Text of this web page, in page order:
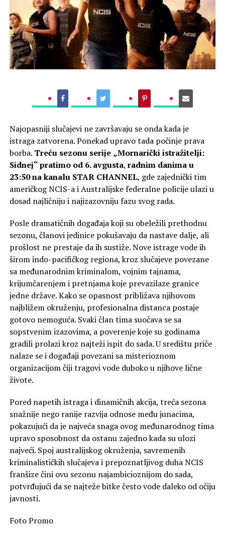
Najopasniji slučajevi ne završavaju se onda kada je
istraga zatvorena. Ponekad upravo tada počinje prava
borba. Treću sezonu serije „Mornarički istražitelji:
Sidnej“pratimo od 6. avgusta, radnim danima u
23:50 na kanalu STAR CHANNEL, gde zajednički tim
američkog NCIS-a i Australijske federalne policije ulazi u
dosad najličniju i najizazovniju fazu svog rada.
Posle dramatičnih događaja koji su obeležili prethodnu
sezonu, članovi jedinice pokušavaju da nastave dalje, ali
prošlost ne prestaje da ih sustiže. Nove istrage vode ih
širom indo-pacifičkog regiona, kroz slučajeve povezane
sa međunarodnim kriminalom, vojnim tajnama,
krijumčarenjem i pretnjama koje prevazilaze granice
jedne države. Kako se opasnost približava njihovom
najbližem okruženju, profesionalna distanca postaje
gotovo nemoguća. Svaki član tima suočava se sa
sopstvenim izazovima, a poverenje koje su godinama
gradili prolazi kroz najteži ispit do sada. U središtu priče
nalaze se i događaji povezani sa misterioznom
organizacijom čiji tragovi vode duboko u njihove lične
živote.
Pored napetih istraga i dinamičnih akcija, treća sezona
snažnije nego ranije razvija odnose među junacima,
pokazujući da je najveća snaga ovog međunarodnog tima
upravo sposobnost da ostanu zajedno kada su ulozi
najveći. Spoj australijskog okruženja, savremenih
kriminalističkih slučajeva i prepoznatljivog duha NCIS
franšize čini ovu sezonu najambicioznijom do sada,
potvrđujući da se najteže bitke često vode daleko od očiju
javnosti.
Foto Promo